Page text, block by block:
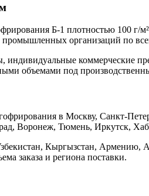
Б-1 плотностью 100
организаций по
коммерческие
объемами под
в Москву, Санкт-
Воронеж, Тюмень, Иркутск,
Кыргызстан, Армению,
заказа и региона поставки.